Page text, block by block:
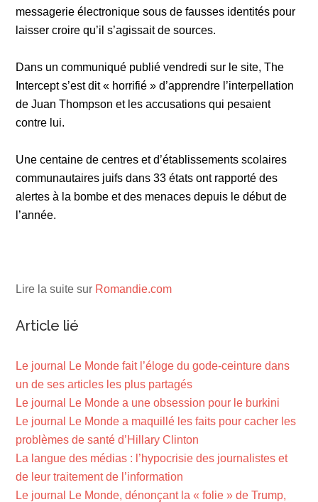
messagerie électronique sous de fausses identités pour
laisser croire qu’il s’agissait de sources.
Dans un communiqué publié vendredi sur le site, The
Intercept s’est dit « horrifié » d’apprendre l’interpellation
de Juan Thompson et les accusations qui pesaient
contre lui.
Une centaine de centres et d’établissements scolaires
communautaires juifs dans 33 états ont rapporté des
alertes à la bombe et des menaces depuis le début de
l’année.
Lire la suite sur Romandie.com
Article lié
Le journal Le Monde fait l’éloge du gode-ceinture dans
un de ses articles les plus partagés
Le journal Le Monde a une obsession pour le burkini
Le journal Le Monde a maquillé les faits pour cacher les
problèmes de santé d’Hillary Clinton
La langue des médias : l’hypocrisie des journalistes et
de leur traitement de l’information
Le journal Le Monde, dénonçant la « folie » de Trump,